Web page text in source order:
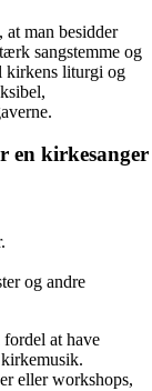
man besidder
sangstemme og
kirkens liturgi og
en kirkesanger
og andre
at have
eller workshops,